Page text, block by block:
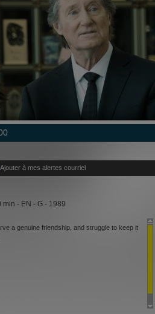
Ajouter à mes alertes courriel
min - EN - G - 1989
a genuine friendship, and struggle to keep it